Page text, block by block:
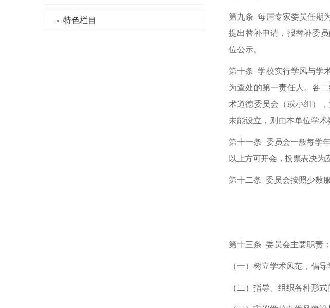
特色栏目 第九条 每届专家委员任期
提出替补申请，报替补委
位公示。
第十条 学校实行学风与学
为查处的第一责任人。各
术道德委员会（或小组）
未能设立，则由本单位学术
第十一条 委员会一般每学
以上方可开会，投票表决为
第十二条 委员会按照少数
第十三条 委员会主要职责：
（一）树立学术风范，倡
（二）指导、组织各种形